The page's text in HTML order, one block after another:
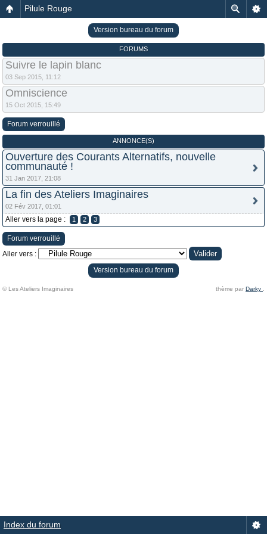
Pilule Rouge
Version bureau du forum
FORUMS
Suivre le lapin blanc
03 Sep 2015, 11:12
Omniscience
15 Oct 2015, 15:49
Forum verrouillé
ANNONCE(S)
Ouverture des Courants Alternatifs, nouvelle
communauté !
31 Jan 2017, 21:08
La fin des Ateliers Imaginaires
02 Fév 2017, 01:01
Aller vers la page : 1 2 3
Forum verrouillé
Aller vers :
Version bureau du forum
© Les Ateliers Imaginaires thème par Darky
Index du forum